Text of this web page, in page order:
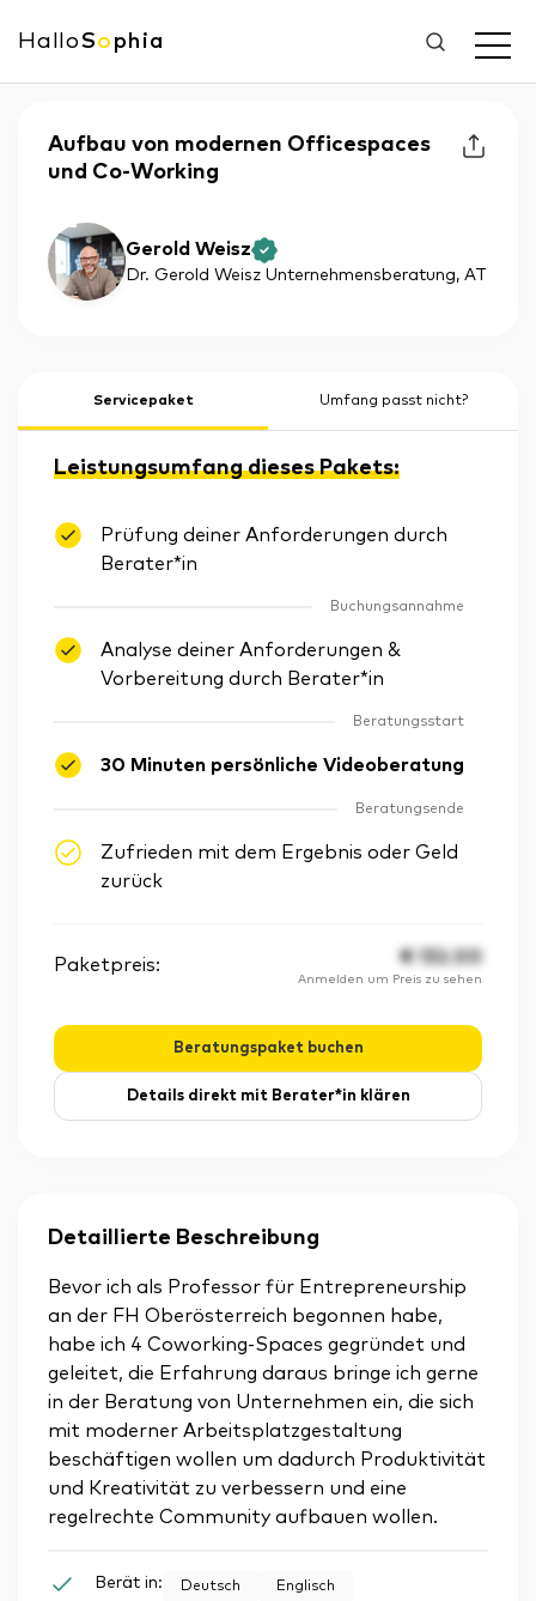
HalloSo phia
Aufbau von modernen Officespaces
und Co-Working
Gerold Weisz
Dr. Gerold Weisz Unternehmensberatung, AT
Servicepaket Umfang passt nicht?
Leistungsumfang dieses Pakets:
Prüfung deiner Anforderungen durch
Berater*in
Buchungsannahme
Analyse deiner Anforderungen &
Vorbereitung durch Berater*in
Beratungsstart
30 Minuten persönliche Videoberatung
Beratungsende
Zufrieden mit dem Ergebnis oder Geld
zurück
Paketpreis: € 132.00
Anmelden um Preis zu sehen
Beratungspaket buchen
Details direkt mit Berater*in klären
Detaillierte Beschreibung
Bevor ich als Professor für Entrepreneurship
an der FH Oberösterreich begonnen habe,
habe ich 4 Coworking-Spaces gegründet und
geleitet, die Erfahrung daraus bringe ich gerne
in der Beratung von Unternehmen ein, die sich
mit moderner Arbeitsplatzgestaltung
beschäftigen wollen um dadurch Produktivität
und Kreativität zu verbessern und eine
regelrechte Community aufbauen wollen.
Berät in: Deutsch Englisch